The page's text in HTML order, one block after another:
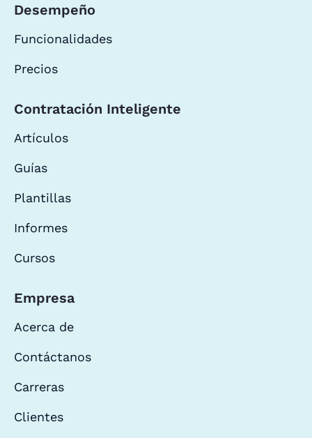
Desempeño
Funcionalidades
Precios
Contratación Inteligente
Artículos
Guías
Plantillas
Informes
Cursos
Empresa
Acerca de
Contáctanos
Carreras
Clientes